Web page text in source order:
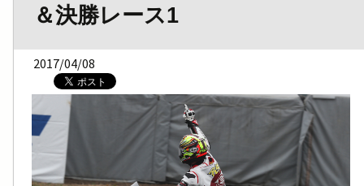
＆決勝レース1
2017/04/08